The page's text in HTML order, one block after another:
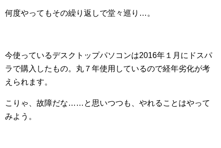
何度やってもその繰り返しで堂々巡り…。
今使っているデスクトップパソコンは2016年１月にドスパ
ラで購入したもの。丸７年使用しているので経年劣化が考
えられます。
こりゃ、故障だな……と思いつつも、やれることはやって
みよう。